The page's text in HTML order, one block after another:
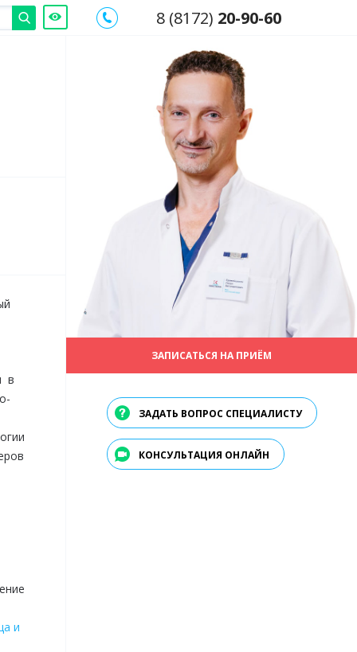
8 (8172) 20-90-60
в
и
ЗАПИСАТЬСЯ НА ПРИЁМ
ЗАДАТЬ ВОПРОС СПЕЦИАЛИСТУ
КОНСУЛЬТАЦИЯ ОНЛАЙН